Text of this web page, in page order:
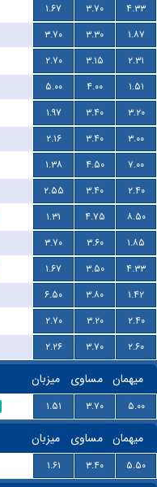
۱.۶۷ ۳.۷۰
۴.۳۳
۳.۷۰ ۳.۳۰
۱.۸۷
۲.۷۰ ۳.۱۵
۲.۳۱
۵.۰۰ ۴.۰۰
۱.۵۱
۱.۹۷ ۳.۴۰
۳.۲۰
۲.۱۶ ۳.۴۰
۳.۰۰
۱.۳۸ ۴.۵۰
۷.۰۰
۲.۵۵ ۳.۴۰
۲.۴۰
۱.۳۱ ۴.۷۵
۸.۵۰
۳.۷۰ ۳.۶۰
۱.۸۵
۱.۶۷ ۳.۵۰
۴.۳۳
۶.۵۰ ۳.۸۰
۱.۴۲
۲.۷۰ ۳.۲۰
۲.۴۰
۲.۲۶ ۳.۷۰
۲.۶۰
میزبان مساوی میهمان
۱.۵۱ ۳.۷۰
۵.۰۰
میزبان مساوی میهمان
۱.۶۱ ۳.۴۰
۵.۵۰